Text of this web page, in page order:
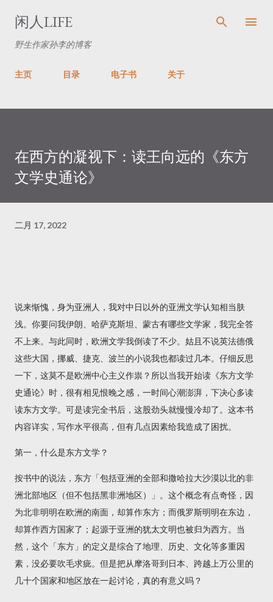
闲人LIFE
野生作家孙李的博客
主页 目录 电子书 关于
在西方的凝视下：读王向远的《东方
文学史通论》
二月 17, 2022
说来惭愧，身为亚洲人，我对中日以外的亚洲文学认知相当肤
浅。你要问我伊朗、哈萨克斯坦、蒙古有哪些文学家，我完全答
不上来。与此同时，欧洲文学我倒读了不少。姑且不说英法德俄
这些大国，挪威、捷克、波兰的小说我也都读过几本。仔细反思
一下，这莫不是欧洲中心主义作祟？所以当我开始读《东方文学
史通论》时，很有相见恨晚之感，一时间心潮澎湃，下决心多读
读东方文学。可是读完全书后，这股劲头就慢慢冷却了。这本书
内容详实，写作水平很高，但有几点因素给我造成了困扰。
第一，什么是东方文学？
按书中的说法，东方「包括亚洲的全部和撒哈拉大沙漠以北的非
洲北部地区（但不包括黑非洲地区）」。这个概念有点奇怪，因
为北非明明在欧洲的南面，却算作东方；而俄罗斯明明在东边，
却算作西方国家了；起源于亚洲的犹太文明也被归为西方。当
然，这个「东方」的定义是综合了地理、历史、文化等多重因
素，没必要吹毛求疵。但是把从摩洛哥到日本、跨越上万公里的
几十个国家和地区放在一起讨论，真的有意义吗？